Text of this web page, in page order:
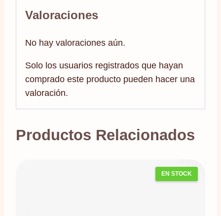
Valoraciones
No hay valoraciones aún.
Solo los usuarios registrados que hayan
comprado este producto pueden hacer una
valoración.
Productos Relacionados
EN STOCK